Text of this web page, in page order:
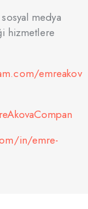
medya
hizmetlere
emreakov
in/emre-